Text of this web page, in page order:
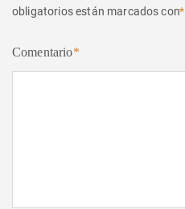
obligatorios están marcados con*
Comentario*